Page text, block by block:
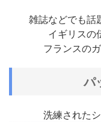
雑誌などでも話
イギリスの
フランスの
パ
洗練された